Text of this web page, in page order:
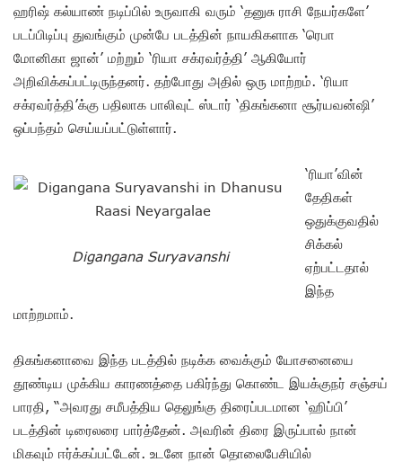
ஹரிஷ் கல்யாண் நடிப்பில் உருவாகி வரும் ‘தனுசு ராசி நேயர்களே’
படப்பிடிப்பு துவங்கும் முன்பே படத்தின் நாயகிகளாக ‘ரெபா
மோனிகா ஜான்’ மற்றும் ‘ரியா சக்ரவர்த்தி’ ஆகியோர்
அறிவிக்கப்பட்டிருந்தனர். தற்போது அதில் ஒரு மாற்றம். ‘ரியா
சக்ரவர்த்தி’க்கு பதிலாக பாலிவுட் ஸ்டார் ‘திகங்கனா சூர்யவன்ஷி’
ஒப்பந்தம் செய்யப்பட்டுள்ளார்.
Digangana Suryavanshi
‘ரியா’வின்
தேதிகள்
ஒதுக்குவதில்
சிக்கல்
ஏற்பட்டதால்
இந்த
மாற்றமாம்.
திகங்கனாவை இந்த படத்தில் நடிக்க வைக்கும் யோசனையை
தூண்டிய முக்கிய காரணத்தை பகிர்ந்து கொண்ட இயக்குநர் சஞ்சய்
பாரதி, “அவரது சமீபத்திய தெலுங்கு திரைப்படமான ‘ஹிப்பி’
படத்தின் டிரைலரை பார்த்தேன். அவரின் திரை இருப்பால் நான்
மிகவும் ஈர்க்கப்பட்டேன். உடனே நான் தொலைபேசியில்